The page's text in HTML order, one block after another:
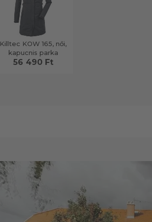
Killtec KOW 165, női,
kapucnis parka
56 490 Ft